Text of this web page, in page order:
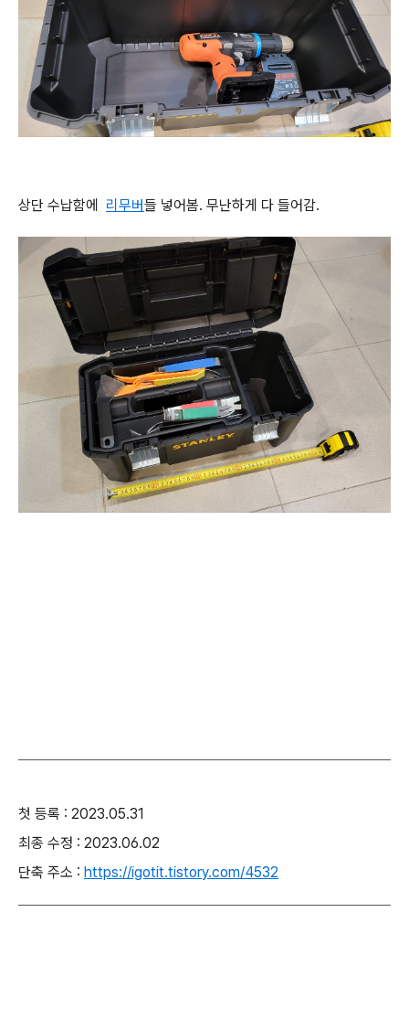
상단 수납함에 리무버들 넣어봄. 무난하게 다 들어감.
첫 등록 : 2023.05.31
최종 수정 : 2023.06.02
단축 주소 : https://igotit.tistory.com/4532